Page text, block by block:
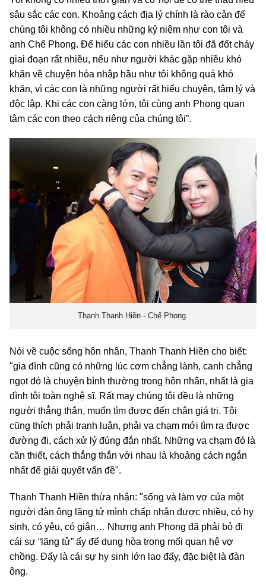
sâu sắc các con. Khoảng cách địa lý chính là rào cản để
chúng tôi không có nhiều những kỷ niệm như con tôi và
anh Chế Phong. Để hiểu các con nhiều lần tôi đã đốt cháy
giai đoạn rất nhiều, nếu như người khác gặp nhiều khó
khăn về chuyện hòa nhập hầu như tôi không quá khó
khăn, vì các con là những người rất hiểu chuyện, tâm lý và
độc lập. Khi các con càng lớn, tôi cùng anh Phong quan
tâm các con theo cách riêng của chúng tôi”.
Thanh Thanh Hiền - Chế Phong.
Nói về cuộc sống hôn nhân, Thanh Thanh Hiền cho biết:
"gia đình cũng có những lúc cơm chẳng lành, canh chẳng
ngọt đó là chuyện bình thường trong hôn nhân, nhất là gia
đình tôi toàn nghệ sĩ. Rất may chúng tôi đều là những
người thẳng thắn, muốn tìm được đến chân giá trị. Tôi
cũng thích phải tranh luận, phải va chạm mới tìm ra được
đường đi, cách xử lý đúng đắn nhất. Những va chạm đó là
cần thiết, cách thẳng thắn với nhau là khoảng cách ngắn
nhất để giải quyết vấn đề".
Thanh Thanh Hiền thừa nhận: "sống và làm vợ của một
người đàn ông lãng tử mình chấp nhận được nhiều, có hy
sinh, có yêu, có giận… Nhưng anh Phong đã phải bỏ đi
cái sự “lãng tử” ấy để dung hòa trong mối quan hệ vợ
chồng. Đấy là cái sự hy sinh lớn lao đấy, đặc biệt là đàn
ông.